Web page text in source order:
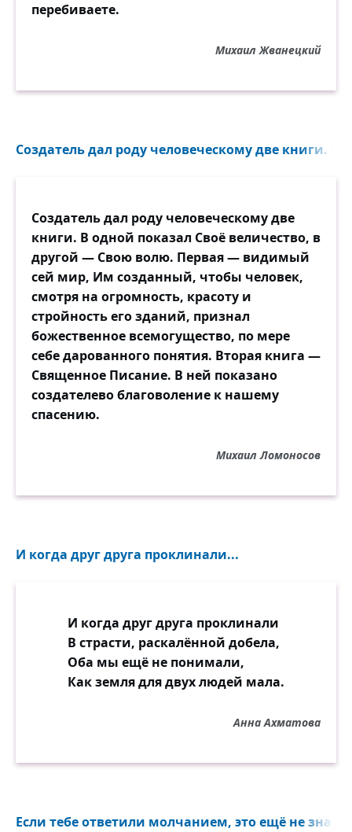
перебиваете.
Михаил Жванецкий
Создатель дал роду человеческому две книги. В
Создатель дал роду человеческому две
книги. В одной показал Своё величество, в
другой — Свою волю. Первая — видимый
сей мир, Им созданный, чтобы человек,
смотря на огромность, красоту и
стройность его зданий, признал
божественное всемогущество, по мере
себе дарованного понятия. Вторая книга —
Священное Писание. В ней показано
создателево благоволение к нашему
спасению.
Михаил Ломоносов
И когда друг друга проклинали...
И когда друг друга проклинали
В страсти, раскалённой добела,
Оба мы ещё не понимали,
Как земля для двух людей мала.
Анна Ахматова
Если тебе ответили молчанием, это ещё не